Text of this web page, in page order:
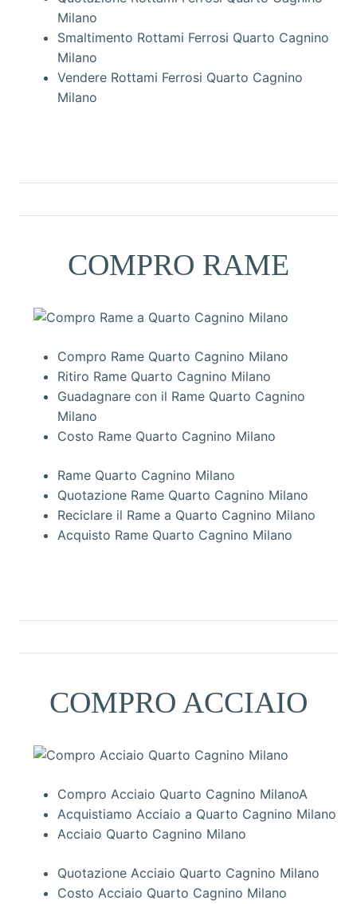
Milano
Smaltimento Rottami Ferrosi Quarto Cagnino
Milano
Vendere Rottami Ferrosi Quarto Cagnino
Milano
COMPRO RAME
Compro Rame Quarto Cagnino Milano
Ritiro Rame Quarto Cagnino Milano
Guadagnare con il Rame Quarto Cagnino
Milano
Costo Rame Quarto Cagnino Milano
Rame Quarto Cagnino Milano
Quotazione Rame Quarto Cagnino Milano
Reciclare il Rame a Quarto Cagnino Milano
Acquisto Rame Quarto Cagnino Milano
COMPRO ACCIAIO
Compro Acciaio Quarto Cagnino MilanoA
Acquistiamo Acciaio a Quarto Cagnino Milano
Acciaio Quarto Cagnino Milano
Quotazione Acciaio Quarto Cagnino Milano
Costo Acciaio Quarto Cagnino Milano